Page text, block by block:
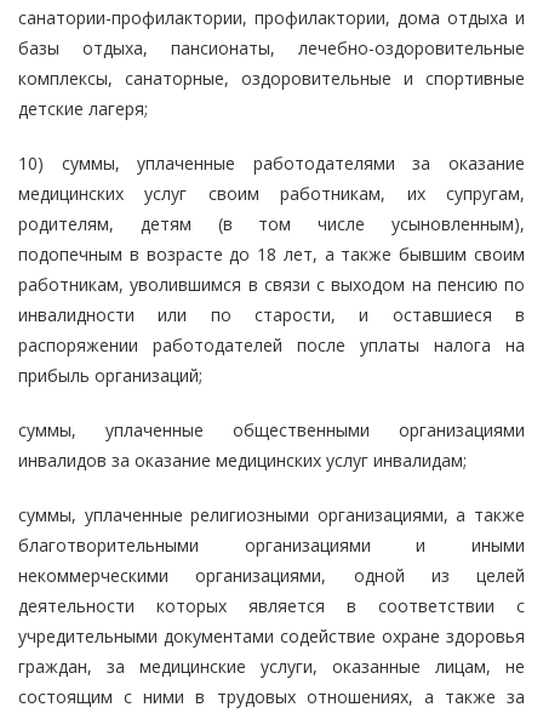
санатории-профилактории, профилактории, дома отдыха и
базы отдыха, пансионаты, лечебно-оздоровительные
комплексы, санаторные, оздоровительные и спортивные
детские лагеря;
10) суммы, уплаченные работодателями за оказание
медицинских услуг своим работникам, их супругам,
родителям, детям (в том числе усыновленным),
подопечным в возрасте до 18 лет, а также бывшим своим
работникам, уволившимся в связи с выходом на пенсию по
инвалидности или по старости, и оставшиеся в
распоряжении работодателей после уплаты налога на
прибыль организаций;
суммы, уплаченные общественными организациями
инвалидов за оказание медицинских услуг инвалидам;
суммы, уплаченные религиозными организациями, а также
благотворительными организациями и иными
некоммерческими организациями, одной из целей
деятельности которых является в соответствии с
учредительными документами содействие охране здоровья
граждан, за медицинские услуги, оказанные лицам, не
состоящим с ними в трудовых отношениях, а также за